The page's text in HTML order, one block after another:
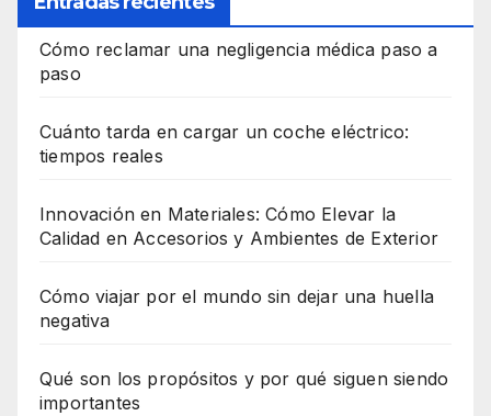
Cómo reclamar una negligencia médica paso a
paso
Cuánto tarda en cargar un coche eléctrico:
tiempos reales
Innovación en Materiales: Cómo Elevar la
Calidad en Accesorios y Ambientes de Exterior
Cómo viajar por el mundo sin dejar una huella
negativa
Qué son los propósitos y por qué siguen siendo
importantes